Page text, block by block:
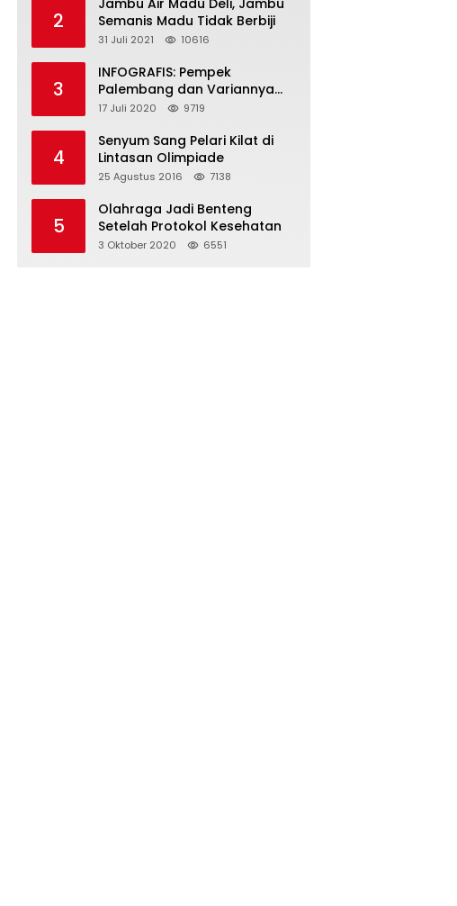
2
Jambu Air Madu Deli, Jambu
Semanis Madu Tidak Berbiji
31 Juli 2021 10616
3
INFOGRAFIS: Pempek
Palembang dan Variannya
yang Melegenda
17 Juli 2020 9719
4
Senyum Sang Pelari Kilat di
Lintasan Olimpiade
25 Agustus 2016 7138
5
Olahraga Jadi Benteng
Setelah Protokol Kesehatan
3 Oktober 2020 6551